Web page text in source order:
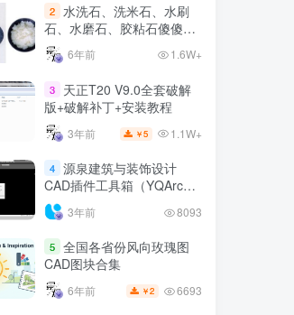
2
水洗石、洗米石、水刷
石、水磨石、胶粘石傻傻分
不清楚
6年前 1.6W+
3
天正T20 V9.0全套破解
版+破解补丁+安装教程
3年前 ￥5 1.1W+
4 源泉建筑与装饰设计
CAD插件工具箱（YQArch
6.7.4）
3年前 8093
5 全国各省份风向玫瑰图
CAD图块合集
6年前 ￥2 6693